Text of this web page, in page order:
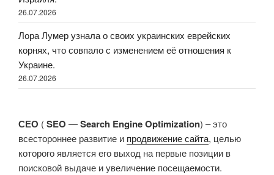
26.07.2026
Лора Лумер узнала о своих украинских еврейских
корнях, что совпало с изменением её отношения к
Украине.
26.07.2026
СЕО (SEO —Search Engine Optimization) – это
всестороннее развитие и продвижение сайта, целью
которого является его выход на первые позиции в
поисковой выдаче и увеличение посещаемости.